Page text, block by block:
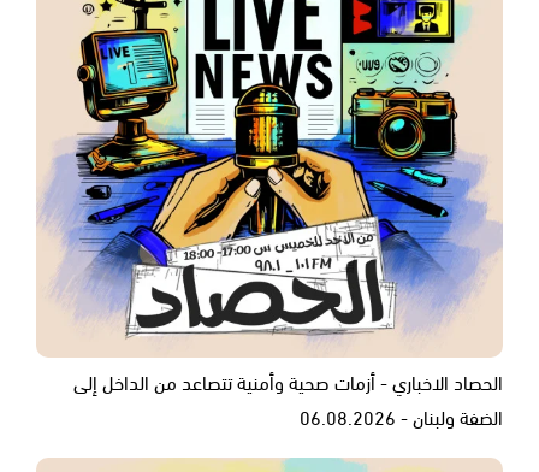
الحصاد الاخباري - أزمات صحية وأمنية تتصاعد من الداخل إلى
الضفة ولبنان - 06.08.2026